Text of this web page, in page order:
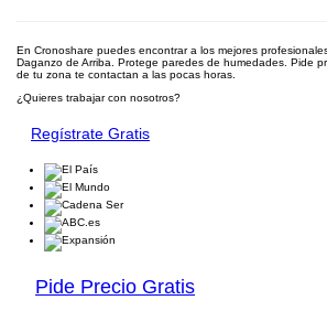
En Cronoshare puedes encontrar a los mejores
Daganzo de Arriba. Protege paredes de humedades. Pide
de tu zona te contactan a las pocas horas.
¿Quieres trabajar con nosotros?
Regístrate Gratis
Pide Precio Gratis